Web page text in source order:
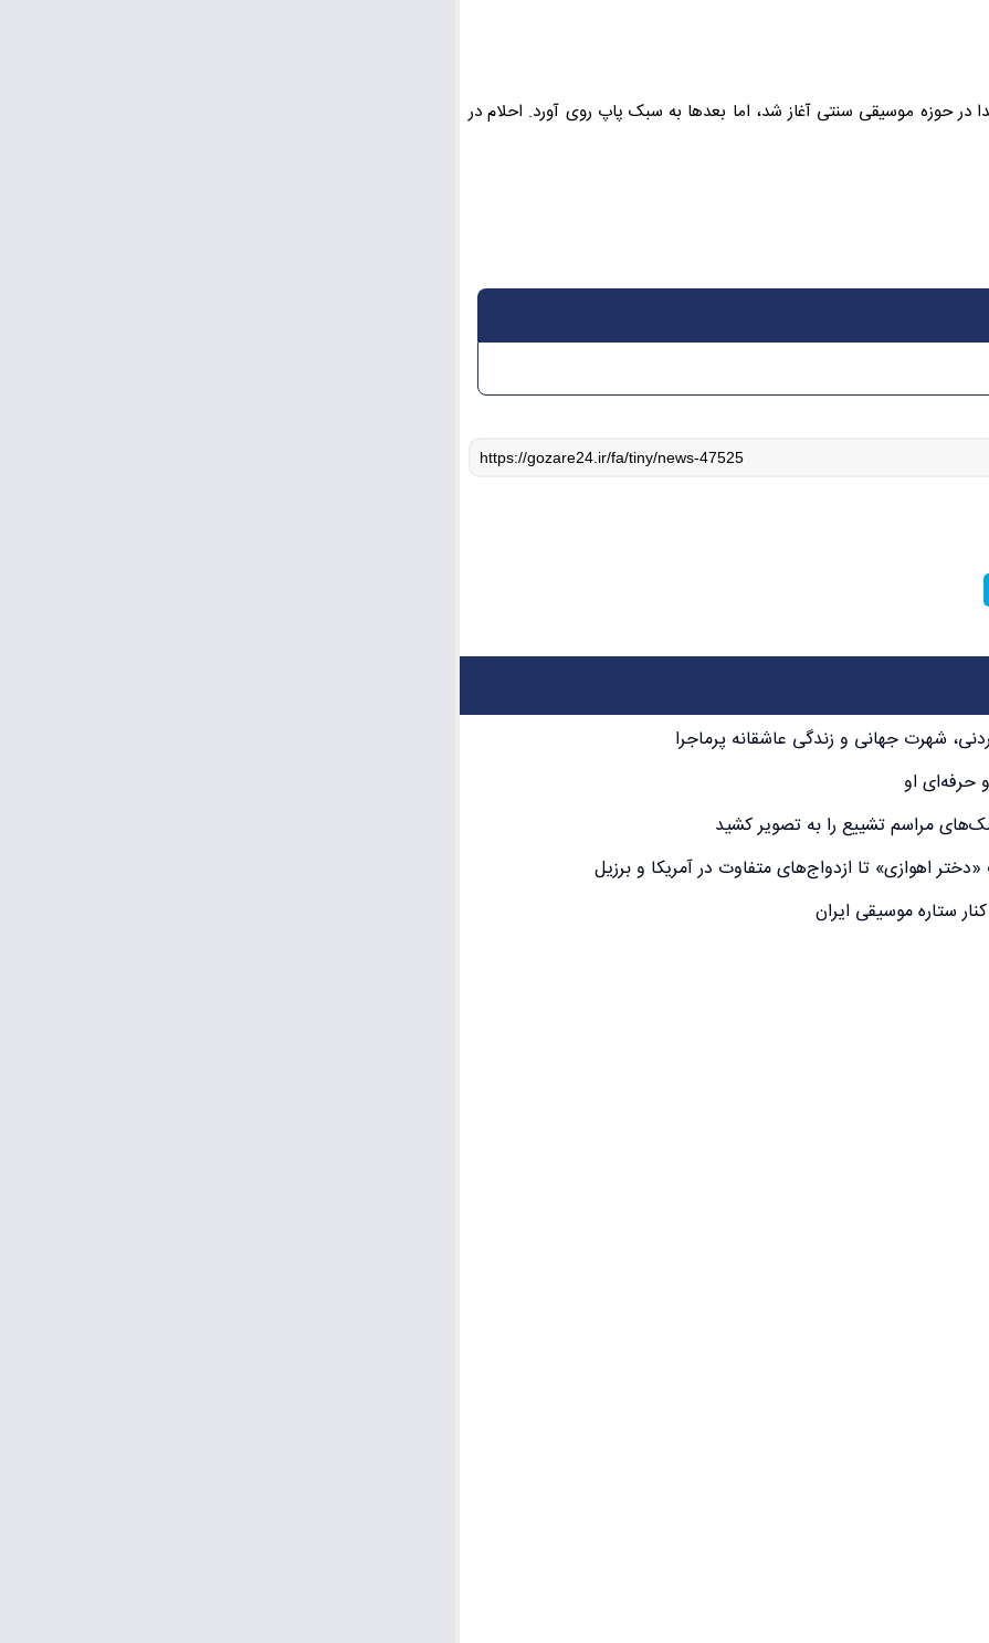
در حوزه موسیقی سنتی آغاز شد، اما بعدها به سبک پاپ روی آورد. احلام در
شهرت جهانی و زندگی عاشقانه پرماجرا
حرفه‌ای او
مراسم تشییع را به تصویر کشید
اهوازی» تا ازدواج‌های متفاوت در آمریکا و برزیل
ستاره موسیقی ایران